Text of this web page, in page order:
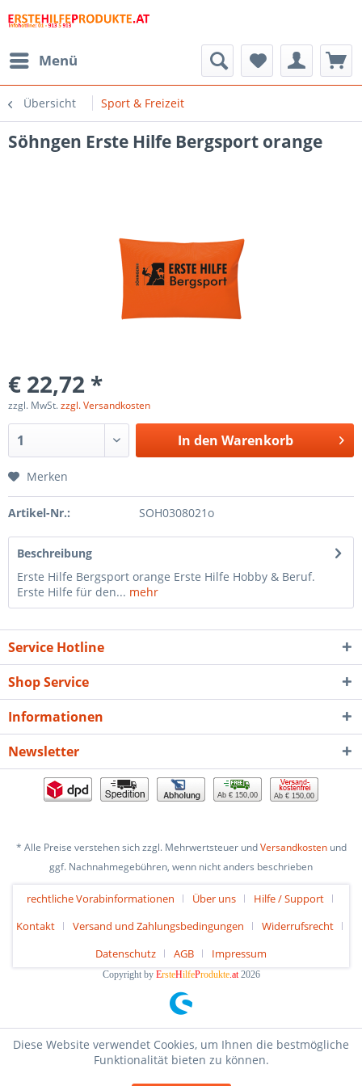
Menü
Übersicht Sport & Freizeit
Söhngen Erste Hilfe Bergsport orange
€ 22,72 *
zzgl. MwSt.zzgl. Versandkosten
In den Warenkorb
Merken
Artikel-Nr.: SOH0308021o
Beschreibung
Erste Hilfe Bergsport orange Erste Hilfe Hobby & Beruf.
Erste Hilfe für den... mehr
Service Hotline
Shop Service
Informationen
Newsletter
Ab € 150,00 Ab € 150,00
* Alle Preise verstehen sich zzgl. Mehrwertsteuer undVersandkostenund
ggf. Nachnahmegebühren, wenn nicht anders beschrieben
rechtliche Vorabinformationen Über uns
Hilfe / Support
Kontakt
Versand und Zahlungsbedingungen
Widerrufsrecht
Datenschutz
AGB Impressum
Copyright by ErsteHilfeProdukte.at2026
Diese Website verwendet Cookies, um Ihnen die bestmögliche
Funktionalität bieten zu können.